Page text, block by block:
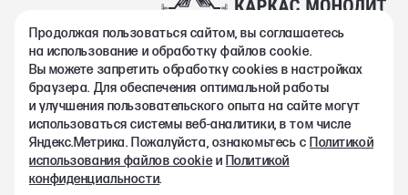
2002-2026. Группа компаний Каркас Монолит
Политика конфиденциальности
Правовая информация
Согласие на обработку персональных данных
Согласие на получение рекламно-информационных материалов
Любая информация, представленная на данном сайте, носит
исключительно информационный характер и ни при каких
условиях не является публичной офертой, определяемой
Продолжая пользоваться сайтом, вы соглашаетесь
на использование и обработку файлов cookie.
Вы можете запретить обработку сookies в настройках
браузера. Для обеспечения оптимальной работы
и улучшения пользовательского опыта на сайте могут
использоваться системы веб-аналитики, в том числе
Яндекс.Метрика. Пожалуйста, ознакомьтесь с Политикой
использования файлов cookieи Политикой
конфиденциальности.